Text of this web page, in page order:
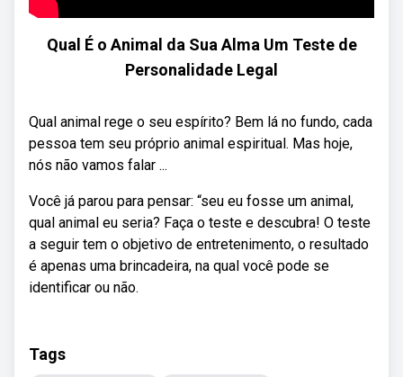
Qual É o Animal da Sua Alma Um Teste de
Personalidade Legal
Qual animal rege o seu espírito? Bem lá no fundo, cada
pessoa tem seu próprio animal espiritual. Mas hoje,
nós não vamos falar ...
Você já parou para pensar: “seu eu fosse um animal,
qual animal eu seria? Faça o teste e descubra! O teste
a seguir tem o objetivo de entretenimento, o resultado
é apenas uma brincadeira, na qual você pode se
identificar ou não.
Tags